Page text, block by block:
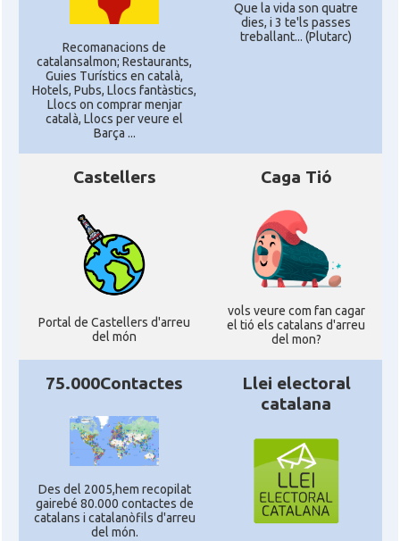
Recomanacions de
catalansalmon; Restaurants,
Guies Turístics en català,
Hotels, Pubs, Llocs fantàstics,
Llocs on comprar menjar
català, Llocs per veure el
Barça ...
Que la vida son quatre
dies, i 3 te'ls passes
treballant... (Plutarc)
Castellers
Portal de Castellers d'arreu
del món
Caga Tió
vols veure com fan cagar
el tió els catalans d'arreu
del mon?
75.000Contactes
Des del 2005,hem recopilat
gairebé 80.000 contactes de
catalans i catalanòfils d'arreu
del món.
Llei electoral
catalana